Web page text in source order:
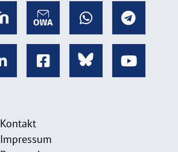
Kontakt
Impressum